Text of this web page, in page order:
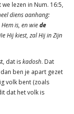
lezen in Num. 16:5,
diens aanhang:
is, en wiede
Hij kiest, zal Hij in Zijn
dat iskadosh. Dat
dan ben je apart gezet
volk bent (zoals
dat het volk is